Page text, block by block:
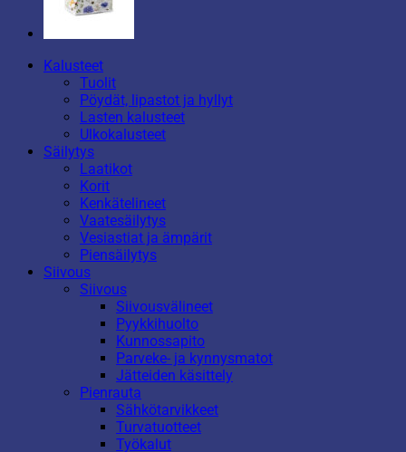
Kalusteet
Tuolit
Pöydät, lipastot ja hyllyt
Lasten kalusteet
Ulkokalusteet
Säilytys
Laatikot
Korit
Kenkätelineet
Vaatesäilytys
Vesiastiat ja ämpärit
Piensäilytys
Siivous
Siivous
Siivousvälineet
Pyykkihuolto
Kunnossapito
Parveke- ja kynnysmatot
Jätteiden käsittely
Pienrauta
Sähkötarvikkeet
Turvatuotteet
Työkalut